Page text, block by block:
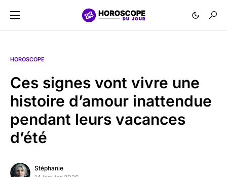
HOROSCOPE
Ces signes vont vivre une
histoire d’amour inattendue
pendant leurs vacances
d’été
Stéphanie